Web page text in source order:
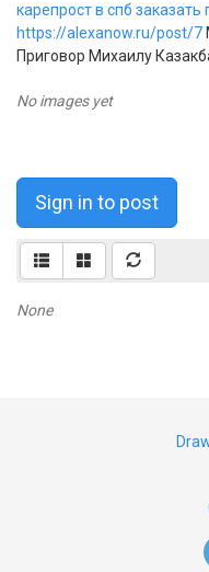
карепрост в спб заказать
https://alexanow.ru/post/7
Приговор Михаилу
No images yet
Sign in to post
None